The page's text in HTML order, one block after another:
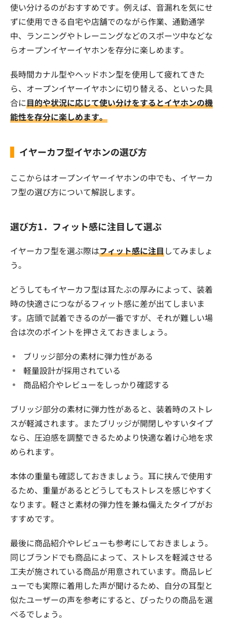
使い分けるのがおすすめです。例えば、音漏れを気にせ
ずに使用できる自宅や店舗でのながら作業、通勤通学
中、ランニングやトレーニングなどのスポーツ中などな
らオープンイヤーイヤホンを存分に楽しめます。
長時間カナル型やヘッドホン型を使用して疲れてきた
ら、オープンイヤーイヤホンに切り替える、といった具
合に目的や状況に応じて使い分けをするとイヤホンの機
能性を存分に楽しめます。
イヤーカフ型イヤホンの選び方
ここからはオープンイヤーイヤホンの中でも、イヤーカ
フ型の選び方について解説します。
選び方1．フィット感に注目して選ぶ
イヤーカフ型を選ぶ際はフィット感に注目してみましょ
う。
どうしてもイヤーカフ型は耳たぶの厚みによって、装着
時の快適さにつながるフィット感に差が出てしまいま
す。店頭で試着できるのが一番ですが、それが難しい場
合は次のポイントを押さえておきましょう。
ブリッジ部分の素材に弾力性がある
軽量設計が採用されている
商品紹介やレビューをしっかり確認する
ブリッジ部分の素材に弾力性があると、装着時のストレ
スが軽減されます。またブリッジが開閉しやすいタイプ
なら、圧迫感を調整できるためより快適な着け心地を求
められます。
本体の重量も確認しておきましょう。耳に挟んで使用す
るため、重量があるとどうしてもストレスを感じやすく
なります。軽さと素材の弾力性を兼ね備えたタイプがお
すすめです。
最後に商品紹介やレビューも参考にしておきましょう。
同じブランドでも商品によって、ストレスを軽減させる
工夫が施されている商品が用意されています。商品レビ
ューでも実際に着用した声が聞けるため、自分の耳型と
似たユーザーの声を参考にすると、ぴったりの商品を選
べるでしょう。